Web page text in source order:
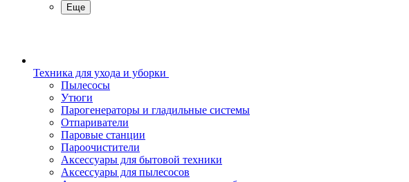
Еще
Техника для ухода и уборки
Пылесосы
Утюги
Парогенераторы и гладильные системы
Отпариватели
Паровые станции
Пароочистители
Аксессуары для бытовой техники
Аксессуары для пылесосов